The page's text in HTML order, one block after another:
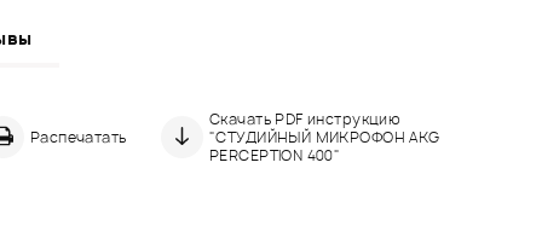
Распечатать
Скачать PDF инструкцию
"СТУДИЙНЫЙ МИКРОФОН AKG
PERCEPTION 400"